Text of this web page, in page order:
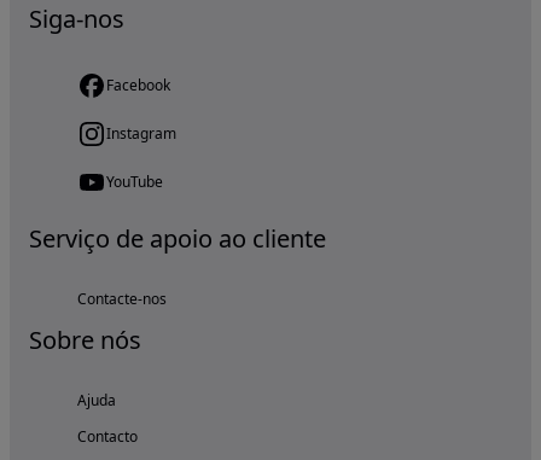
Siga-nos
Facebook
Instagram
YouTube
Serviço de apoio ao cliente
Contacte-nos
Sobre nós
Ajuda
Contacto